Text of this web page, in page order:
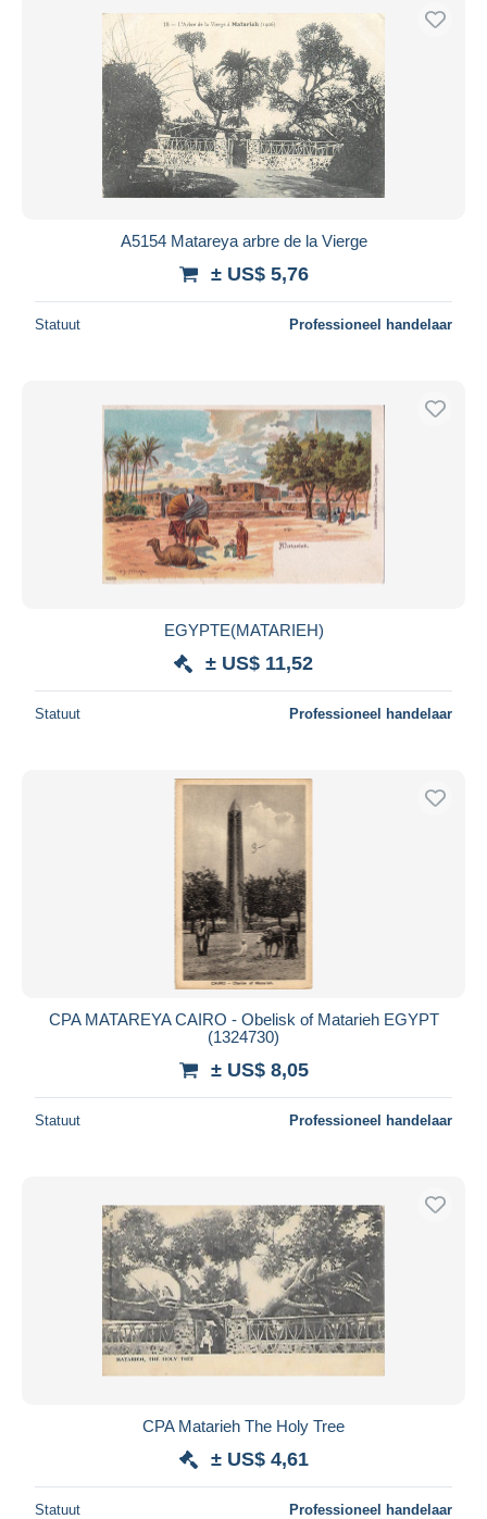
A5154 Matareya arbre de la Vierge
± US$ 5,76
Statuut Professioneel handelaar
EGYPTE(MATARIEH)
± US$ 11,52
Statuut Professioneel handelaar
CPA MATAREYA CAIRO - Obelisk of Matarieh EGYPT
(1324730)
± US$ 8,05
Statuut Professioneel handelaar
CPA Matarieh The Holy Tree
± US$ 4,61
Statuut Professioneel handelaar